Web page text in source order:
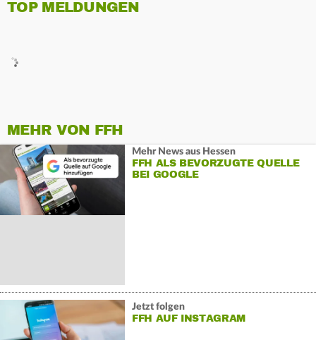
TOP MELDUNGEN
MEHR VON FFH
Mehr News aus Hessen
FFH ALS BEVORZUGTE QUELLE
BEI GOOGLE
Jetzt folgen
FFH AUF INSTAGRAM